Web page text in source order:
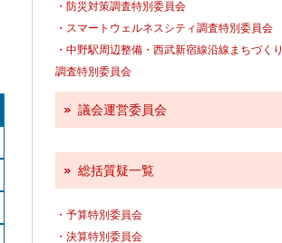
・防災対策調査特別委員会
・スマートウェルネスシティ調査特別委員会
・中野駅周辺整備・西武新宿線沿線まちづくり
調査特別委員会
議会運営委員会
総括質疑一覧
・予算特別委員会
・決算特別委員会